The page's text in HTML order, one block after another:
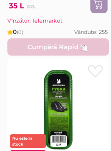
35 L 57L
Vînzător: Telemarket
0(0) Vândute: 255
Cumpără Rapid
Nu este în
stock